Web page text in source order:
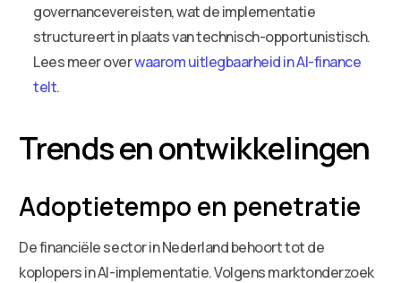
governancevereisten, wat de implementatie
structureert in plaats van technisch-opportunistisch.
Lees meer overwaarom uitlegbaarheid in AI-finance
telt.
Trends en ontwikkelingen
Adoptietempo en penetratie
De financiële sector in Nederland behoort tot de
koplopers in AI-implementatie. Volgens marktonderzoek